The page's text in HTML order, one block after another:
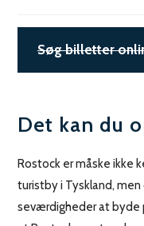
Søg billetter
Det kan du
Rostock er måske ikke
turistby i Tyskland,
seværdigheder at byde